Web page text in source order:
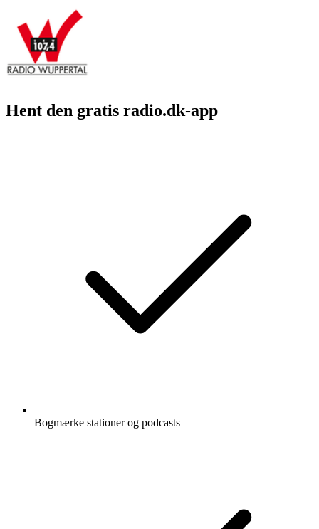
Hent den gratis radio.dk-app
Bogmærke stationer og podcasts